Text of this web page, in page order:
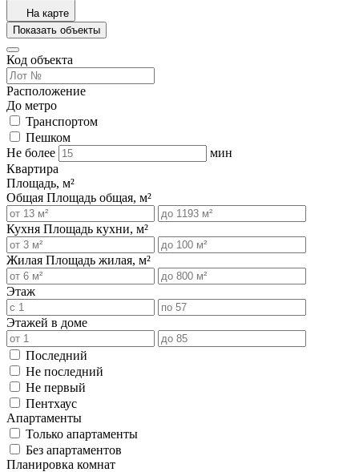
На карте
Показать объекты
Код объекта
Расположение
До метро
Транспортом
Пешком
Не более
мин
Квартира
Площадь, м²
Общая Площадь общая, м²
Кухня Площадь кухни, м²
Жилая Площадь жилая, м²
Этаж
Этажей в доме
Последний
Не последний
Не первый
Пентхаус
Апартаменты
Только апартаменты
Без апартаментов
Планировка комнат